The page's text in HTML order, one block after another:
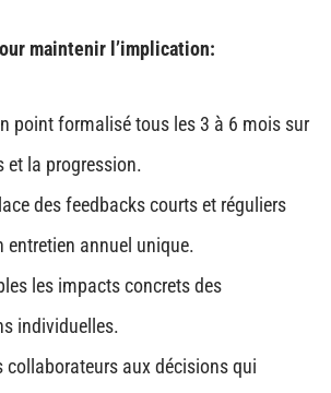
maintenir l’implication:
point formalisé tous les 3 à 6 mois sur
et la progression.
des feedbacks courts et réguliers
entretien annuel unique.
les impacts concrets des
individuelles.
collaborateurs aux décisions qui